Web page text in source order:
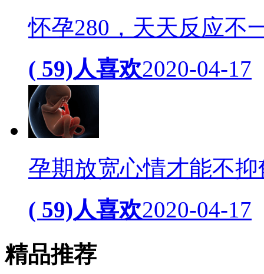
怀孕280，天天反应不
( 59)人喜欢2020-04-17
孕期放宽心情才能不抑
( 59)人喜欢2020-04-17
精品推荐